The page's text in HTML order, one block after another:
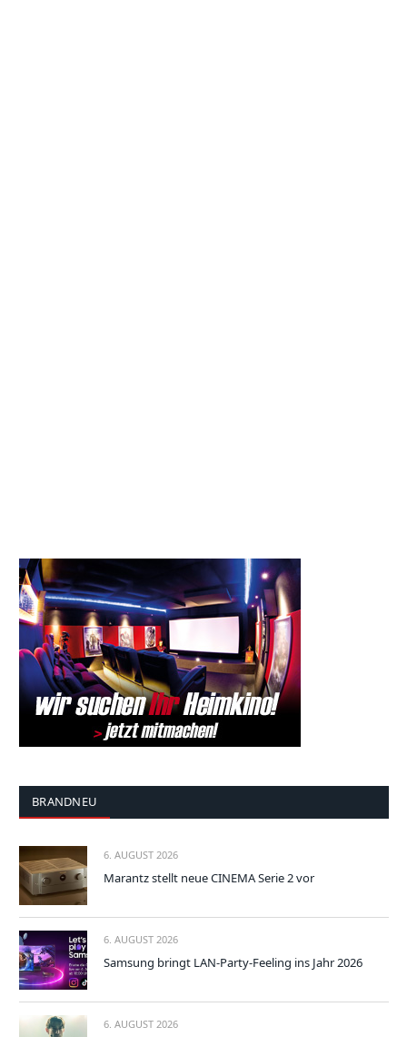
BRANDNEU
6. AUGUST 2026
Marantz stellt neue CINEMA Serie 2 vor
6. AUGUST 2026
Samsung bringt LAN-Party-Feeling ins Jahr 2026
6. AUGUST 2026